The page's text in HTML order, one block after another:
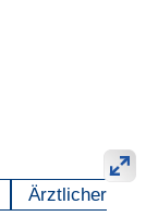
Ärztlicher